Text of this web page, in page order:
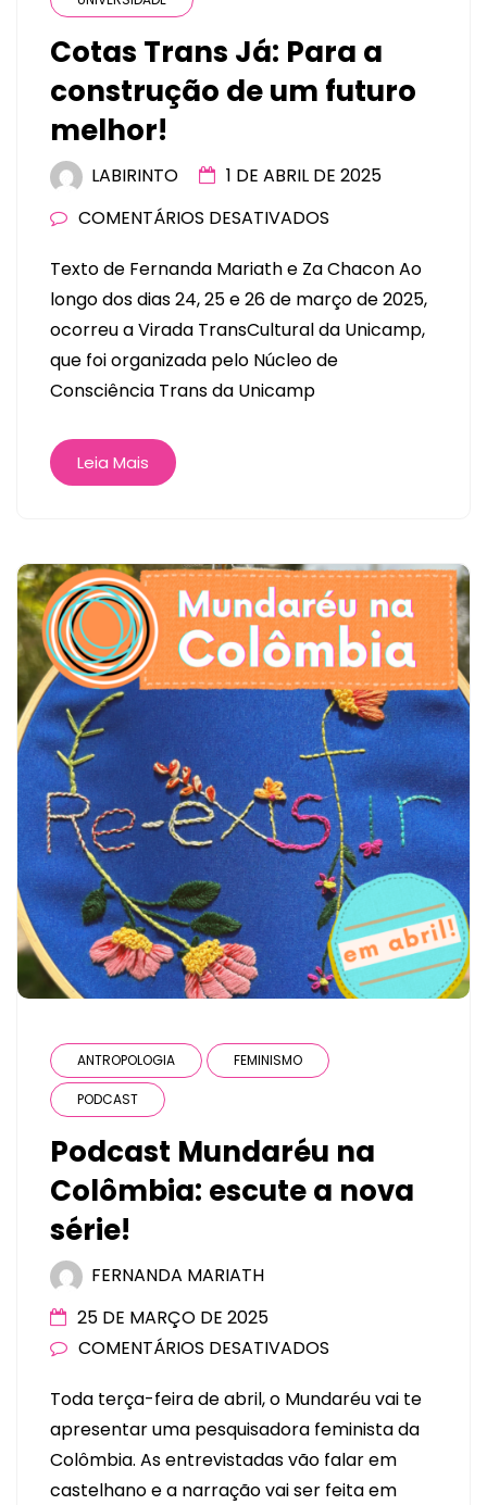
Cotas Trans Já: Para a
construção de um futuro
melhor!
LABIRINTO
1 DE ABRIL DE 2025
COMENTÁRIOS DESATIVADOS
Texto de Fernanda Mariath e Za Chacon Ao
longo dos dias 24, 25 e 26 de março de 2025,
ocorreu a Virada TransCultural da Unicamp,
que foi organizada pelo Núcleo de
Consciência Trans da Unicamp
Leia Mais
ANTROPOLOGIA FEMINISMO
PODCAST
Podcast Mundaréu na
Colômbia: escute a nova
série!
FERNANDA MARIATH
25 DE MARÇO DE 2025
COMENTÁRIOS DESATIVADOS
Toda terça-feira de abril, o Mundaréu vai te
apresentar uma pesquisadora feminista da
Colômbia. As entrevistadas vão falar em
castelhano e a narração vai ser feita em